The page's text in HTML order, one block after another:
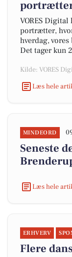
VORES
portrætter,
hverdag,
Det tager kun
Kilde: VORES
Læs hele
MINDEORD
Seneste
Læs hele
ERHVERV
Flere